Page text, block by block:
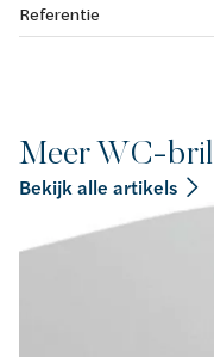
Referentie
Meer WC-bril
Bekijk alle artikels